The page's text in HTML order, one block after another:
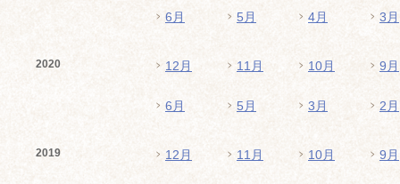
6月 5月 4月 3月
2020 12月 11月 10月 9月
6月 5月 3月 2月
2019 12月 11月 10月 9月